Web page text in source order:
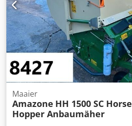
Maaier
Amazone HH 1500 SC Horse
Hopper Anbaumäher